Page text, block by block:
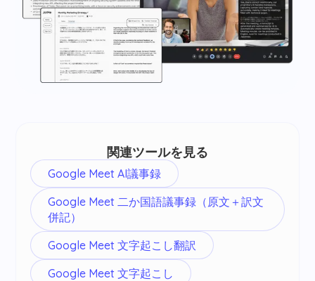
関連ツールを見る
Google Meet AI議事録
Google Meet 二か国語議事録（原文＋訳文
併記）
Google Meet 文字起こし翻訳
Google Meet 文字起こし